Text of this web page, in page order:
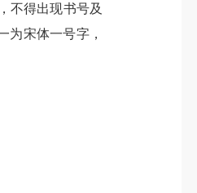
不得出现书号及
为宋体一号字，